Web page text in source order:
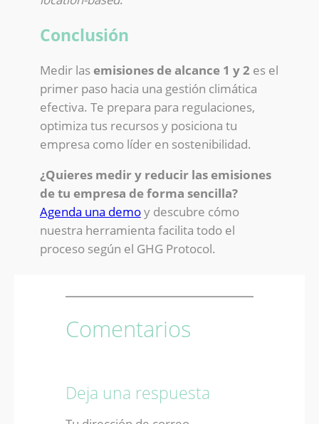
Conclusión
Medir lasemisiones de alcance 1 y 2 es el
primer paso hacia una gestión climática
efectiva. Te prepara para regulaciones,
optimiza tus recursos y posiciona tu
empresa como líder en sostenibilidad.
¿Quieres medir y reducir las emisiones
de tu empresa de forma sencilla?
Agenda una demoy descubre cómo
nuestra herramienta facilita todo el
proceso según el GHG Protocol.
Comentarios
Deja una respuesta